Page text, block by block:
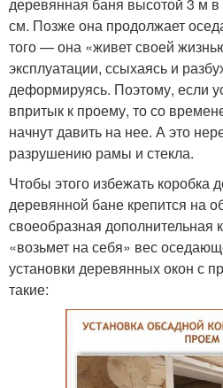
см. Позже она продолжает
того — она «живет своей
эксплуатации, ссыхаясь и
деформируясь. Поэтому, если
впритык к проему, то со
начнут давить на нее. А это
разрушению рамы и стекла.
Чтобы этого избежать коробка
деревянной бане крепится на
своеобразная дополнительная
«возьмет на себя» вес
установки деревянных окон с
такие: